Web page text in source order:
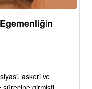
askeri ve
sürecine girmişti.